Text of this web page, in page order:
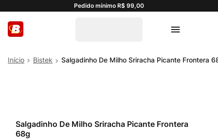
Pedido mínimo R$ 99,00
Bistek Salgadinho De Milho Sriracha Picante Frontera
Salgadinho De Milho Sriracha Picante Frontera
68g